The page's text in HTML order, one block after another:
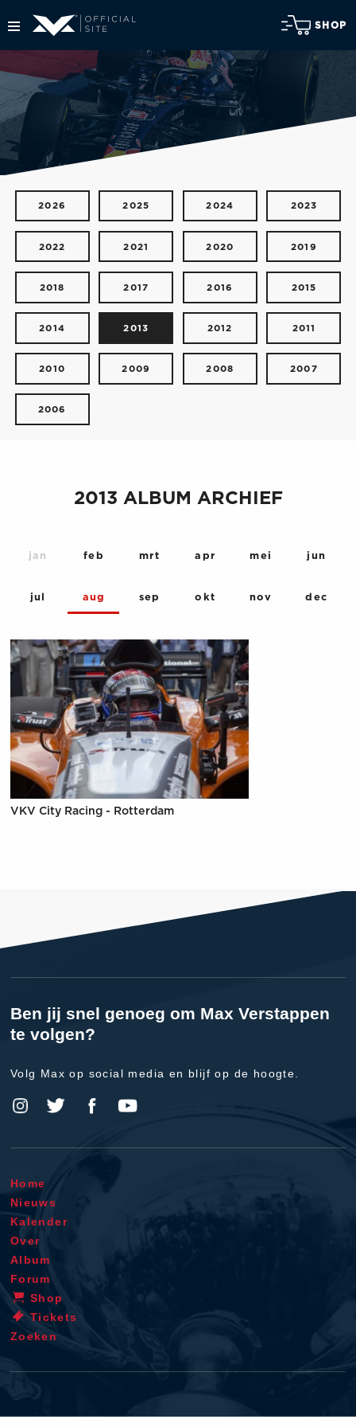
SHOP
2026 2025 2024 2023
2022 2021 2020 2019
2018 2017 2016 2015
2014 2013 2012 2011
2010 2009 2008 2007
2006
2013 ALBUM ARCHIEF
jan feb mrt apr mei jun
jul aug sep okt nov dec
VKV City Racing - Rotterdam
Ben jij snel genoeg om Max Verstappen
te volgen?
Volg Max op social media en blijf op de hoogte.
Home
Nieuws
Kalender
Over
Album
Forum
Shop
Tickets
Zoeken